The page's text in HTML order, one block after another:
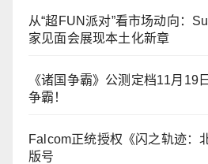
从“超FUN派对”看市场动向：
家见面会展现本土化新章
《诸国争霸》公测定档11月19
争霸！
Falcom正统授权《闪之轨迹：
版号